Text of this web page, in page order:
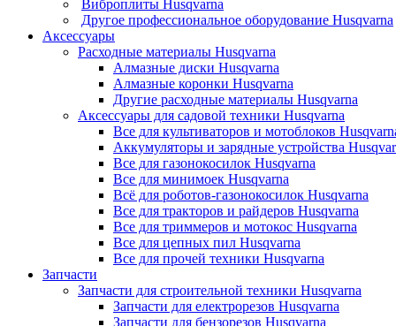
Виброплиты Husqvarna
Другое профессиональное оборудование Husqvarna
Аксессуары
Расходные материалы Husqvarna
Алмазные диски Husqvarna
Алмазные коронки Husqvarna
Другие расходные материалы Husqvarna
Аксессуары для садовой техники Husqvarna
Все для культиваторов и мотоблоков
Аккумуляторы и зарядные устройства
Все для газонокосилок Husqvarna
Все для минимоек Husqvarna
Всё для роботов-газонокосилок Husqvarna
Все для тракторов и райдеров Husqvarna
Все для триммеров и мотокос Husqvarna
Все для цепных пил Husqvarna
Все для прочей техники Husqvarna
Запчасти
Запчасти для строительной техники Husqvarna
Запчасти для електрорезов Husqvarna
Запчасти для бензорезов Husqvarna